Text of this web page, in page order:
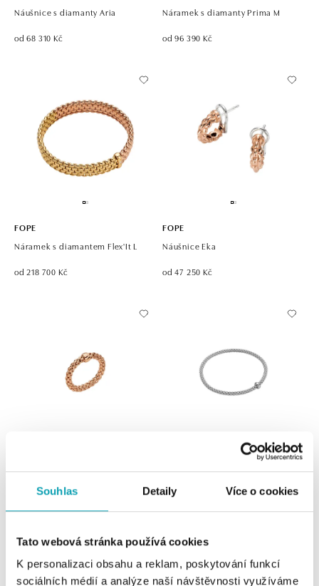
Souhlas Detaily Více o cookies
Tato webová stránka používá cookies
K personalizaci obsahu a reklam, poskytování funkcí
sociálních médií a analýze naší návštěvnosti využíváme
Náušnice s diamanty Aria
od 68 310 Kč
Náramek s diamanty Prima M
od 96 390 Kč
FOPE
Náramek s diamantem Flex'It L
od 218 700 Kč
FOPE
Náušnice Eka
od 47 250 Kč